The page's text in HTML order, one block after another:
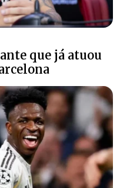
que já atuou